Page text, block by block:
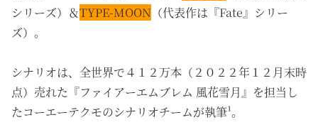
シリーズ）＆TYPE-MOON （代表作は『Fate』シリー
ズ）。
シナリオは、全世界で４１２万本（２０２２年１２月末時
点）売れた『ファイアーエムブレム 風花雪月』を担当し
たコーエーテクモのシナリオチームが執筆¹。